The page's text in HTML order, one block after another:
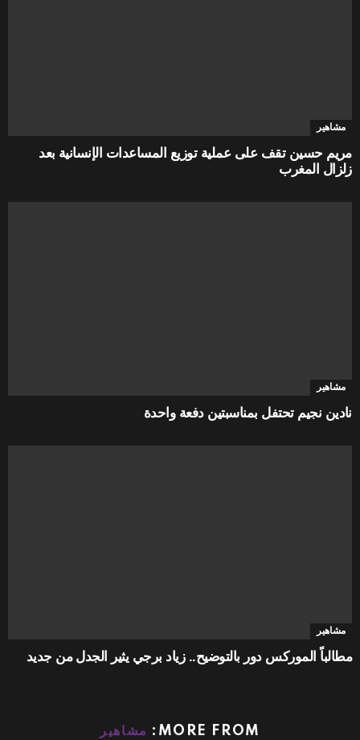
مشاهير
مريم حسين تقف على عملية توزيع المساعدات الإنسانية بعد
زلزال المغرب
مشاهير
نادين نجيم تحتفل بمناسبتين دفعة واحدة
مشاهير
مطالباً الموركس دور بالتوضيح.. زياد برجي يثير الجدل من جديد
MORE FROM: مشاهير